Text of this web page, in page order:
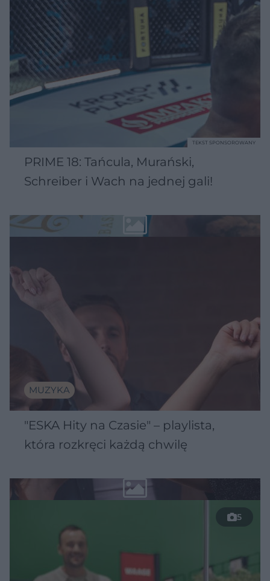
PRIME 18: Tańcula, Murański,
Schreiber i Wach na jednej gali!
TEKST SPONSOROWANY
MUZYKA
"ESKA Hity na Czasie" – playlista,
która rozkręci każdą chwilę
5